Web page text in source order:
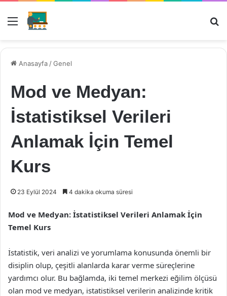
Menü
Anasayfa /Genel
Mod ve Medyan:
İstatistiksel Verileri
Anlamak İçin Temel
Kurs
23 Eylül 2024 4 dakika okuma süresi
Mod ve Medyan: İstatistiksel Verileri Anlamak İçin
Temel Kurs
İstatistik, veri analizi ve yorumlama konusunda önemli bir
disiplin olup, çeşitli alanlarda karar verme süreçlerine
yardımcı olur. Bu bağlamda, iki temel merkezi eğilim ölçüsü
olan mod ve medyan, istatistiksel verilerin analizinde kritik